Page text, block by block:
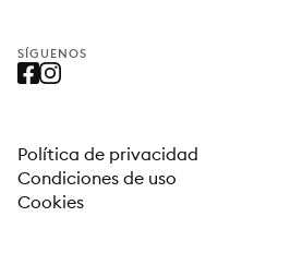
SÍGUENOS
Política de privacidad
Condiciones de uso
Cookies